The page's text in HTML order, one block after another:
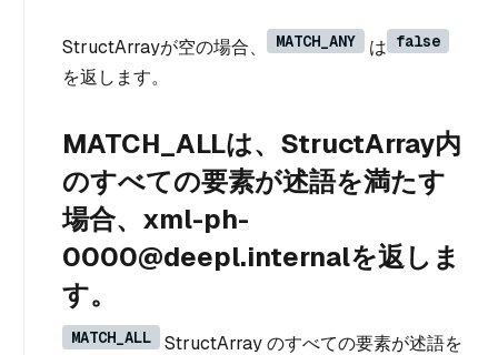
StructArrayが空の場合、 MATCH_ANY は false
を返します。
MATCH_ALLは、StructArray内
のすべての要素が述語を満たす
場合、xml-ph-
0000@deepl.internalを返しま
す。
MATCH_ALL StructArray のすべての要素が述語を